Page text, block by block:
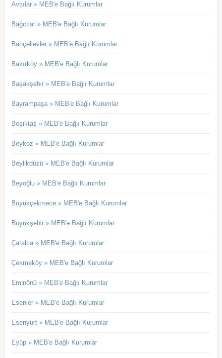
Avcılar » MEB'e Bağlı Kurumlar
Bağcılar » MEB'e Bağlı Kurumlar
Bahçelievler » MEB'e Bağlı Kurumlar
Bakırköy » MEB'e Bağlı Kurumlar
Başakşehir » MEB'e Bağlı Kurumlar
Bayrampaşa » MEB'e Bağlı Kurumlar
Beşiktaş » MEB'e Bağlı Kurumlar
Beykoz » MEB'e Bağlı Kurumlar
Beylikdüzü » MEB'e Bağlı Kurumlar
Beyoğlu » MEB'e Bağlı Kurumlar
Büyükçekmece » MEB'e Bağlı Kurumlar
Büyükşehir » MEB'e Bağlı Kurumlar
Çatalca » MEB'e Bağlı Kurumlar
Çekmeköy » MEB'e Bağlı Kurumlar
Eminönü » MEB'e Bağlı Kurumlar
Esenler » MEB'e Bağlı Kurumlar
Esenyurt » MEB'e Bağlı Kurumlar
Eyüp » MEB'e Bağlı Kurumlar